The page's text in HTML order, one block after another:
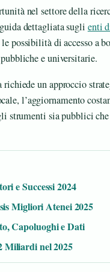
nel settore della
dettagliata sugli enti
possibilità di accesso a
e universitarie.
un approccio
l’aggiornamento
strumenti sia pubblici
e Successi 2024
Migliori Atenei 2025
Capoluoghi e Dati
Miliardi nel 2025